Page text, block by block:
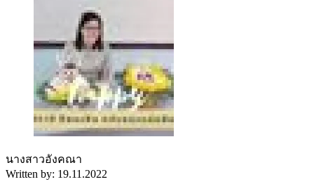
นางสาวอังคณา
Written by: 19.11.2022